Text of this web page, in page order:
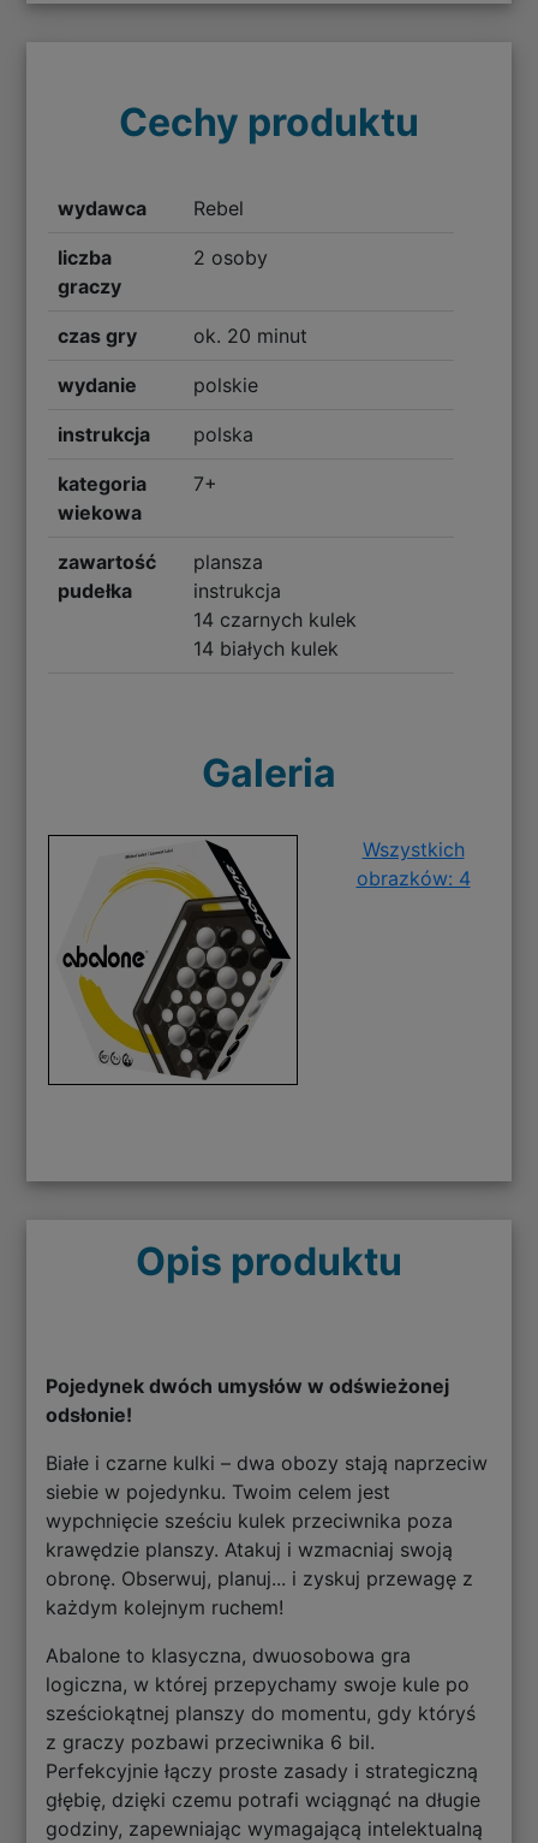
Cechy produktu
wydawca Rebel
liczba
graczy
2 osoby
czas gry ok. 20 minut
wydanie polskie
instrukcja polska
kategoria
wiekowa
7+
zawartość
pudełka
plansza
instrukcja
14 czarnych kulek
14 białych kulek
Galeria
Wszystkich
obrazków: 4
Opis produktu
Pojedynek dwóch umysłów w odświeżonej
odsłonie!
Białe i czarne kulki – dwa obozy stają naprzeciw
siebie w pojedynku. Twoim celem jest
wypchnięcie sześciu kulek przeciwnika poza
krawędzie planszy. Atakuj i wzmacniaj swoją
obronę. Obserwuj, planuj... i zyskuj przewagę z
każdym kolejnym ruchem!
Abalone to klasyczna, dwuosobowa gra
logiczna, w której przepychamy swoje kule po
sześciokątnej planszy do momentu, gdy któryś
z graczy pozbawi przeciwnika 6 bil.
Perfekcyjnie łączy proste zasady i strategiczną
głębię, dzięki czemu potrafi wciągnąć na długie
godziny, zapewniając wymagającą intelektualną